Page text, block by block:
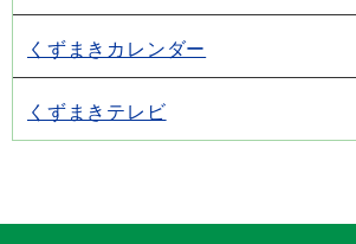
くずまきカレンダー
くずまきテレビ